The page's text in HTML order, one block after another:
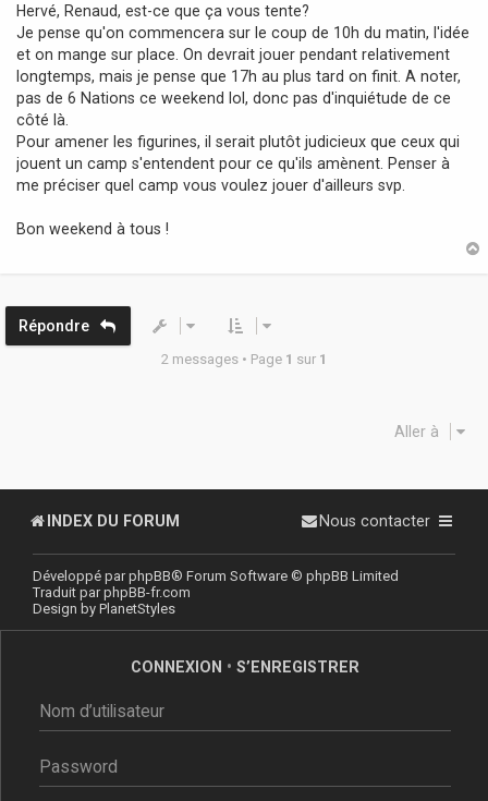
Hervé, Renaud, est-ce que ça vous tente?
Je pense qu'on commencera sur le coup de 10h du matin, l'idée
et on mange sur place. On devrait jouer pendant relativement
longtemps, mais je pense que 17h au plus tard on finit. A noter,
pas de 6 Nations ce weekend lol, donc pas d'inquiétude de ce
côté là.
Pour amener les figurines, il serait plutôt judicieux que ceux qui
jouent un camp s'entendent pour ce qu'ils amènent. Penser à
me préciser quel camp vous voulez jouer d'ailleurs svp.
Bon weekend à tous !
Répondre
2 messages • Page 1 sur 1
Aller à
INDEX DU FORUM Nous contacter
Développé parphpBB® Forum Software © phpBB Limited
Traduit parphpBB-fr.com
Design by PlanetStyles
CONNEXION • S’ENREGISTRER